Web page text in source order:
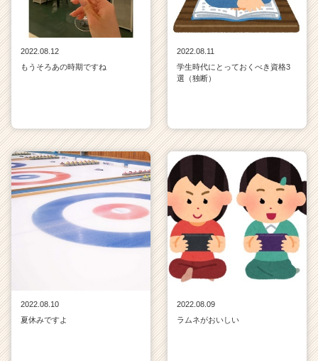
2022.08.12
もうそろあの時期ですね
2022.08.11
学生時代にとっておくべき資格3
選（独断）
2022.08.10
夏休みですよ
2022.08.09
ラムネがおいしい